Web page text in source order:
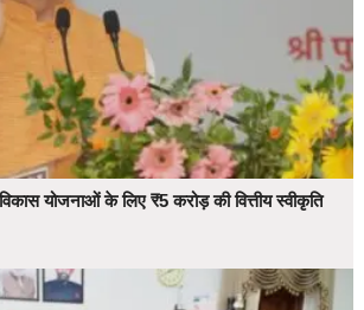
योजनाओं के लिए ₹5 करोड़ की वित्तीय स्वीकृति